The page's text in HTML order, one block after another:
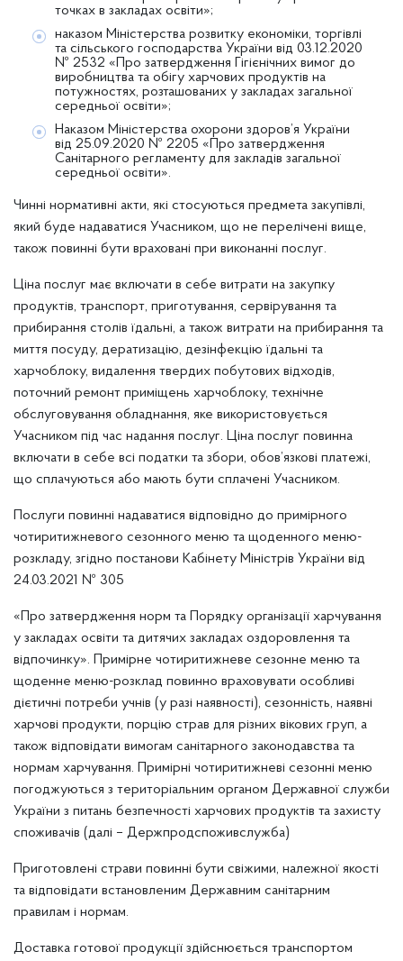
точках в закладах освіти»;
наказом Міністерства розвитку економіки, торгівлі
та сільського господарства України від 03.12.2020
№ 2532 «Про затвердження Гігієнічних вимог до
виробництва та обігу харчових продуктів на
потужностях, розташованих у закладах загальної
середньої освіти»;
Наказом Міністерства охорони здоров’я України
від 25.09.2020 № 2205 «Про затвердження
Санітарного регламенту для закладів загальної
середньої освіти».
Чинні нормативні акти, які стосуються предмета закупівлі,
який буде надаватися Учасником, що не перелічені вище,
також повинні бути враховані при виконанні послуг.
Ціна послуг має включати в себе витрати на закупку
продуктів, транспорт, приготування, сервірування та
прибирання столів їдальні, а також витрати на прибирання та
миття посуду, дератизацію, дезінфекцію їдальні та
харчоблоку, видалення твердих побутових відходів,
поточний ремонт приміщень харчоблоку, технічне
обслуговування обладнання, яке використовується
Учасником під час надання послуг. Ціна послуг повинна
включати в себе всі податки та збори, обов’язкові платежі,
що сплачуються або мають бути сплачені Учасником.
Послуги повинні надаватися відповідно до примірного
чотиритижневого сезонного меню та щоденного меню-
розкладу, згідно постанови Кабінету Міністрів України від
24.03.2021 № 305
«Про затвердження норм та Порядку організації харчування
у закладах освіти та дитячих закладах оздоровлення та
відпочинку». Примірне чотиритижневе сезонне меню та
щоденне меню-розклад повинно враховувати особливі
дієтичні потреби учнів (у разі наявності), сезонність, наявні
харчові продукти, порцію страв для різних вікових груп, а
також відповідати вимогам санітарного законодавства та
нормам харчування. Примірні чотиритижневі сезонні меню
погоджуються з територіальним органом Державної служби
України з питань безпечності харчових продуктів та захисту
споживачів (далі – Держпродспоживслужба)
Приготовлені страви повинні бути свіжими, належної якості
та відповідати встановленим Державним санітарним
правилам і нормам.
Доставка готової продукції здійснюється транспортом